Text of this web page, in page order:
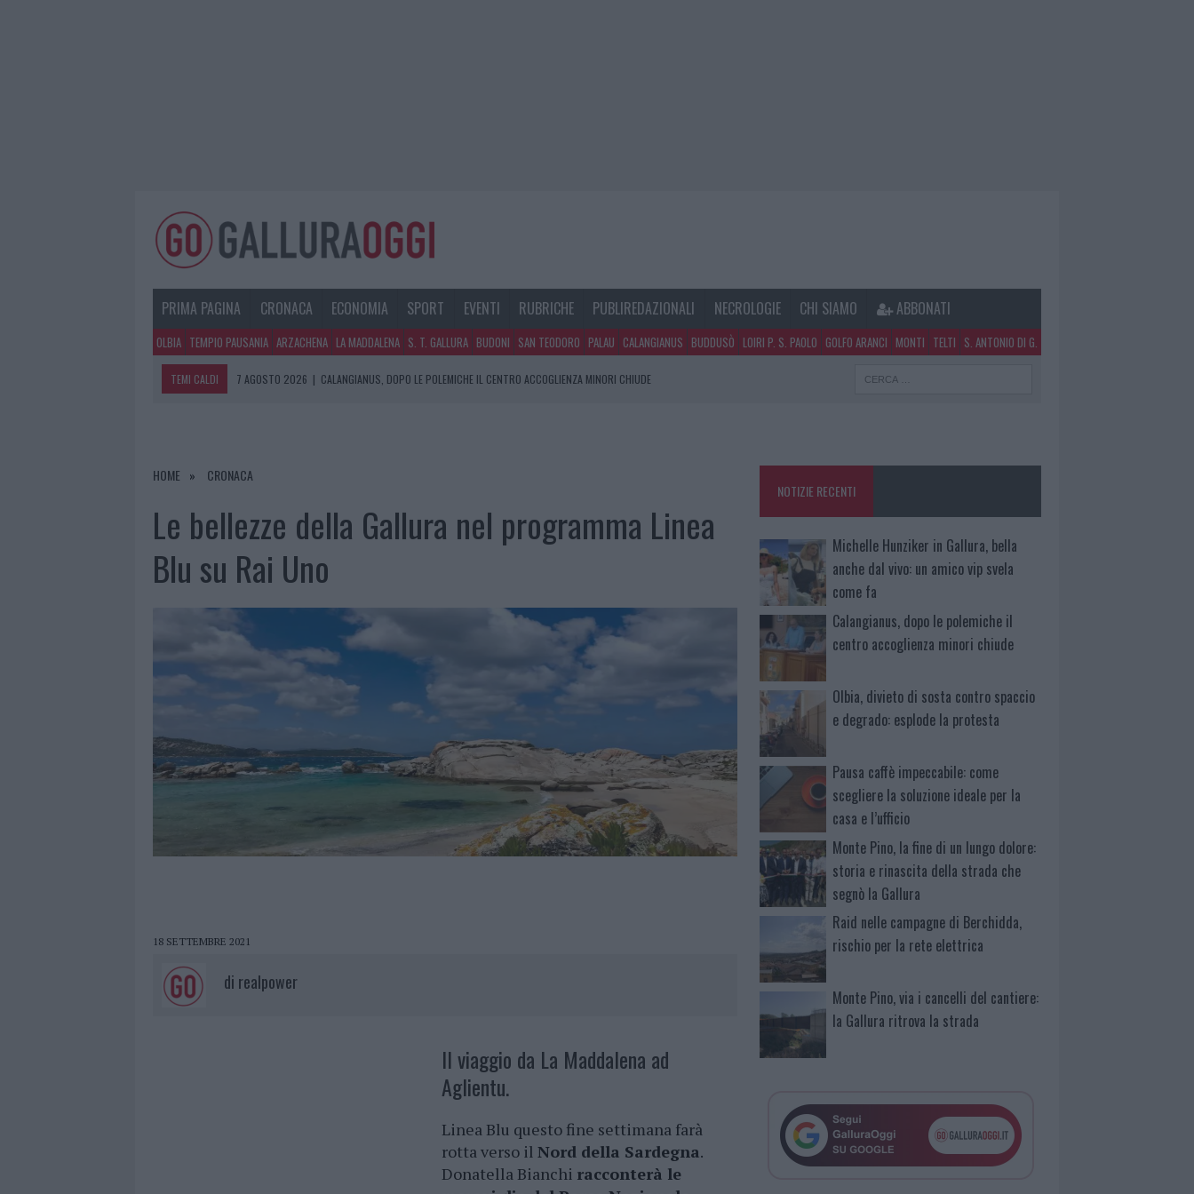
PRIMA PAGINA CRONACA ECONOMIA SPORT EVENTI RUBRICHE PUBLIREDAZIONALI NECROLOGIE CHI SIAMO ABBONATI
OLBIA TEMPIO PAUSANIA ARZACHENA LA MADDALENA S. T. GALLURA BUDONI SAN TEODORO PALAU CALANGIANUS BUDDUSÒ LOIRI P. S. PAOLO GOLFO ARANCI MONTI TELTI S. ANTONIO DI G.
TEMI CALDI 7 AGOSTO 2026 | CALANGIANUS, DOPO LE POLEMICHE IL CENTRO ACCOGLIENZA MINORI CHIUDE
7 AGOSTO 2026
|
HOME CRONACA
Le bellezze della Gallura nel programma Linea
Blu su Rai Uno
18 SETTEMBRE 2021
di realpower
Il viaggio da La Maddalena ad
Aglientu.
Linea Blu questo fine settimana farà
rotta verso il Nord della Sardegna.
Donatella Bianchi racconterà le
NOTIZIE RECENTI
Michelle Hunziker in Gallura, bella
anche dal vivo: un amico vip svela
come fa
Calangianus, dopo le polemiche il
centro accoglienza minori chiude
Olbia, divieto di sosta contro spaccio
e degrado: esplode la protesta
Pausa caffè impeccabile: come
scegliere la soluzione ideale per la
casa e l’ufficio
Monte Pino, la fine di un lungo dolore:
storia e rinascita della strada che
segnò la Gallura
Raid nelle campagne di Berchidda,
rischio per la rete elettrica
Monte Pino, via i cancelli del cantiere:
la Gallura ritrova la strada